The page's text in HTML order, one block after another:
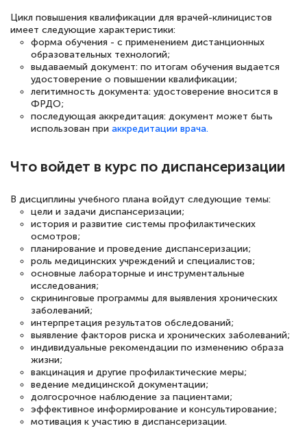
Елена Кравченко
Знаток города 5 уровня
18 марта 2026
Выражаю благодарность за курс
повышения квалификации "Эксперт ЕГЭ по
полезных материалов помогли
подготовиться к тестированию. Это
книги, методические рекомендации,
статьи. Времени на подготовку
достаточно. Курс помогает пройти
аттестацию в школе. Спасибо!
Евгения Коротких
Знаток города 2 уровня
12 марта 2026
Спасибо большое Академии! Грамотное,
вежливое сопровождение! Всё чётко и
понятно! Проходила повышение
Цикл повышения квалификации для врачей-клиницистов
имеет следующие характеристики:
форма обучения - с применением дистанционных
образовательных технологий;
выдаваемый документ: по итогам обучения выдается
удостоверение о повышении квалификации;
легитимность документа: удостоверение вносится в
ФРДО;
последующая аккредитация: документ может быть
использован при аккредитации врача.
Что войдет в курс по диспансеризации
В дисциплины учебного плана войдут следующие темы:
цели и задачи диспансеризации;
история и развитие системы профилактических
осмотров;
планирование и проведение диспансеризации;
роль медицинских учреждений и специалистов;
основные лабораторные и инструментальные
исследования;
скрининговые программы для выявления хронических
заболеваний;
интерпретация результатов обследований;
выявление факторов риска и хронических заболеваний;
индивидуальные рекомендации по изменению образа
жизни;
вакцинация и другие профилактические меры;
ведение медицинской документации;
долгосрочное наблюдение за пациентами;
эффективное информирование и консультирование;
мотивация к участию в диспансеризации.